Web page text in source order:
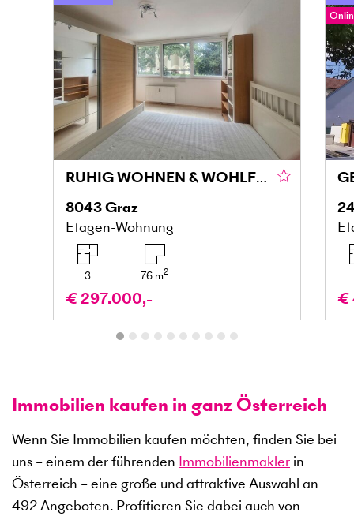
RUHIG WOHNEN & WOHLFÜHLEN MIT BALKON IN DER MARIATROSTERSTRASSE
8043Graz
Etagen-Wohnung
3 76 m2
€ 297.000,- €
Immobilien kaufen in ganz Österreich
Wenn Sie Immobilien kaufen möchten, finden Sie bei
uns – einem der führenden Immobilienmakler in
Österreich – eine große und attraktive Auswahl an
492Angeboten. Profitieren Sie dabei auch von